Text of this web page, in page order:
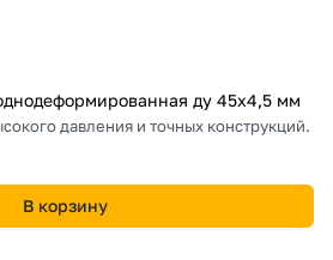
ду 45х4,5 мм
давления и точных конструкций.
В корзину